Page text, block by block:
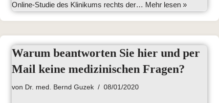
Online-Studie des Klinikums rechts der… Mehr lesen »
Warum beantworten Sie hier und per
Mail keine medizinischen Fragen?
von Dr. med. Bernd Guzek 08/01/2020